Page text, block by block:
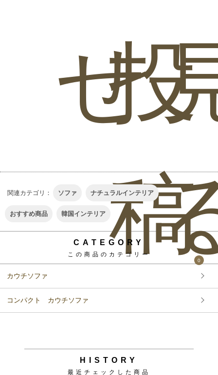
せ投
稿0
関連カテゴリ： ソファ ナチュラルインテリア
おすすめ商品 韓国インテリア
CATEGORY
この商品のカテゴリー
カウチソファ
コンパクト カウチソファ
HISTORY
最近チェックした商品